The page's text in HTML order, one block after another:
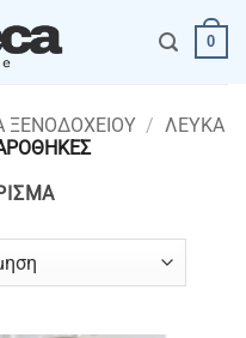
0
ΞΕΝΟΔΟΧΕΙΟΥ / ΛΕΥΚΑ